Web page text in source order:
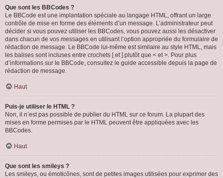
Que sont les BBCodes ?
Le BBCode est une implantation spéciale au langage HTML, offrant un large
contrôle de mise en forme des éléments d’un message. L’administrateur peut
décider si vous pouvez utiliser les BBCodes, vous pouvez aussi les désactiver
dans chacun de vos messages en utilisant l’option appropriée du formulaire de
rédaction de message. Le BBCode lui-même est similaire au style HTML, mais
les balises sont incluses entre crochets [ et ] plutôt que < et >. Pour plus
d’informations sur le BBCode, consultez le guide accessible depuis la page de
rédaction de message.
Haut
Puis-je utiliser le HTML ?
Non, il n’est pas possible de publier du HTML sur ce forum. La plupart des
mises en forme permises par le HTML peuvent être appliquées avec les
BBCodes.
Haut
Que sont les smileys ?
Les smileys, ou émoticônes, sont de petites images utilisées pour exprimer des